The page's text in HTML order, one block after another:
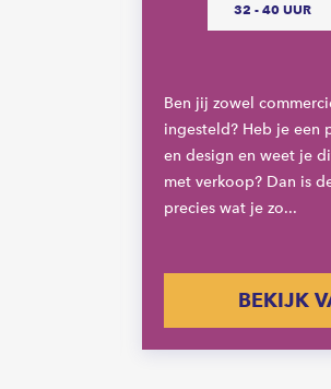
32 - 40 UUR
Ben jij zowel
ingesteld? Heb je een
en design en weet je
met verkoop? Dan is
precies wat je zo...
BEKIJK